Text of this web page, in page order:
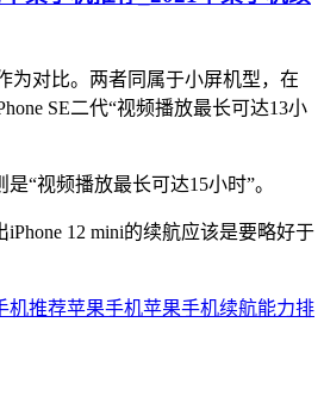
为对比。两者同属于小屏机型，在
SE二代“视频播放最长可达13小
是“视频播放最长可达15小时”。
12 mini的续航应该是要略好于
机推荐苹果手机苹果手机续航能力排